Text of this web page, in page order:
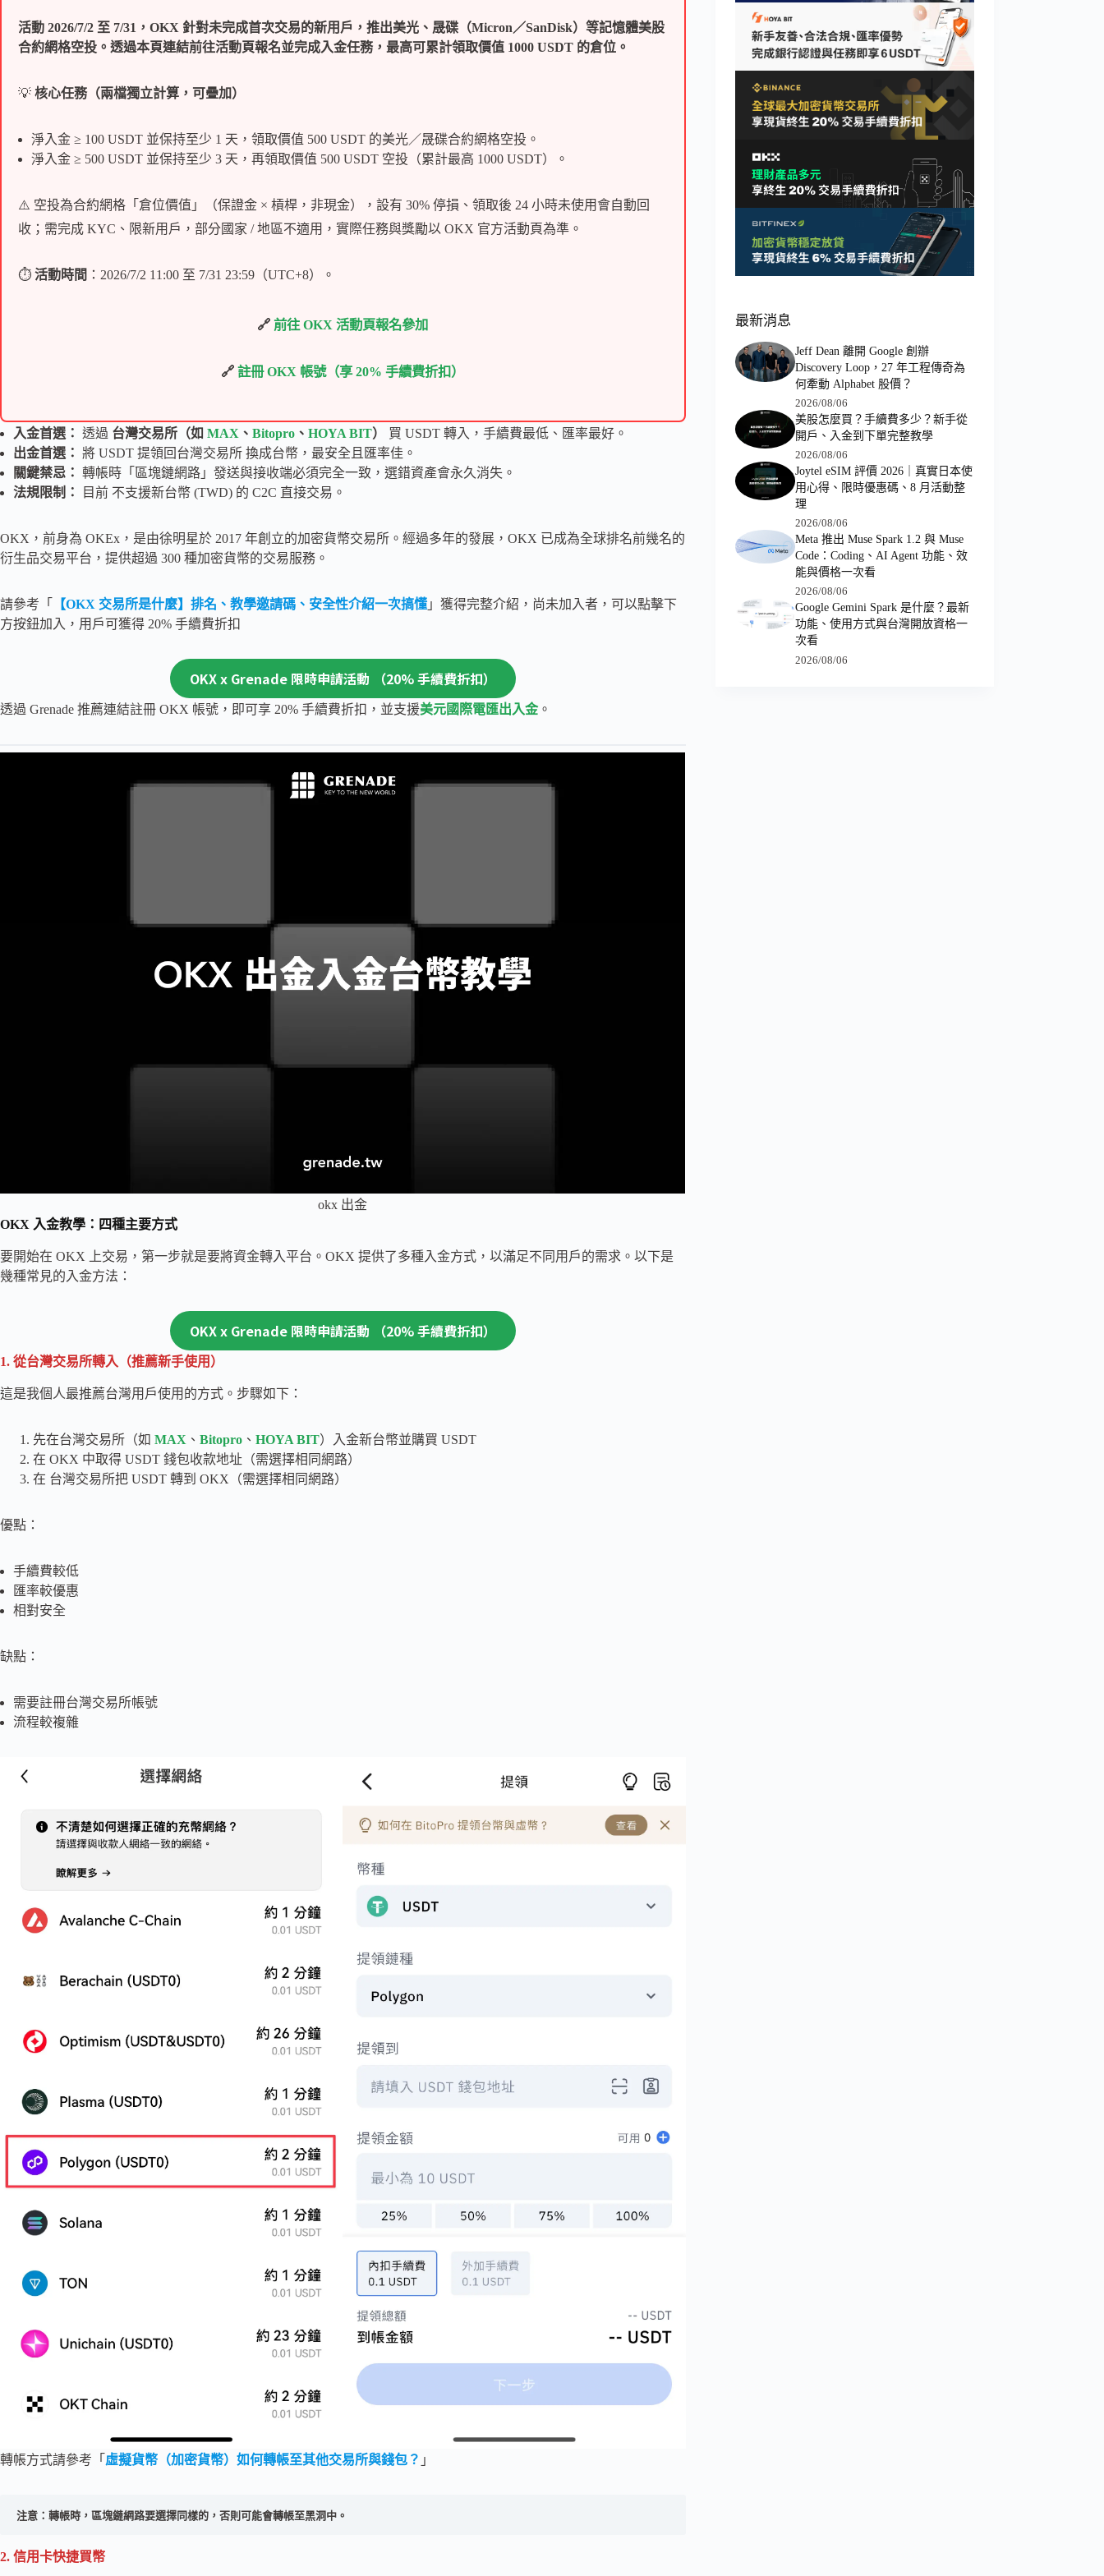
活動 2026/7/2 至 7/31，OKX 針對未完成首次交易的新用戶，推出美光、晟碟（Micron／SanDisk）等記憶體美股
合約網格空投。透過本頁連結前往活動頁報名並完成入金任務，最高可累計領取價值 1000 USDT 的倉位。
💡 核心任務（兩檔獨立計算，可疊加）
淨入金 ≥ 100 USDT 並保持至少 1 天，領取價值 500 USDT 的美光／晟碟合約網格空投。
淨入金 ≥ 500 USDT 並保持至少 3 天，再領取價值 500 USDT 空投（累計最高 1000 USDT）。
⚠️ 空投為合約網格「倉位價值」（保證金 × 槓桿，非現金），設有 30% 停損、領取後 24 小時未使用會自動回
收；需完成 KYC、限新用戶，部分國家 / 地區不適用，實際任務與獎勵以 OKX 官方活動頁為準。
⏱ 活動時間 ：2026/7/2 11:00 至 7/31 23:59（UTC+8）。
🔗前往 OKX 活動頁報名參加
🔗註冊 OKX 帳號（享 20% 手續費折扣）
入金首選： 透過 台灣交易所（如 MAX 、 Bitopro 、 HOYA BIT）
買 USDT 轉入，手續費最低、匯率最好。
出金首選： 將 USDT 提領回台灣交易所 換成台幣，最安全且匯率佳。
關鍵禁忌： 轉帳時「區塊鏈網路」發送與接收端必須完全一致，選錯資產會永久消失。
法規限制：
目前 不支援新台幣 (TWD) 的 C2C 直接交易。
OKX，前身為 OKEx，是由徐明星於 2017 年創立的加密貨幣交易所。經過多年的發展，OKX 已成為全球排名前幾名的
衍生品交易平台，提供超過 300 種加密貨幣的交易服務。
請參考「 【OKX 交易所是什麼】排名、教學邀請碼、安全性介紹一次搞懂 」獲得完整介紹，尚未加入者，可以點擊下
方按鈕加入，用戶可獲得 20% 手續費折扣
OKX x Grenade 限時申請活動 （20% 手續費折扣）
透過 Grenade 推薦連結註冊 OKX 帳號，即可享 20% 手續費折扣，並支援美元國際電匯出入金。
okx 出金
OKX 入金教學：四種主要方式
要開始在 OKX 上交易，第一步就是要將資金轉入平台。OKX 提供了多種入金方式，以滿足不同用戶的需求。以下是
幾種常見的入金方法：
OKX x Grenade 限時申請活動 （20% 手續費折扣）
1. 從台灣交易所轉入（推薦新手使用）
這是我個人最推薦台灣用戶使用的方式。步驟如下：
先在台灣交易所（如 MAX 、 Bitopro 、 HOYA BIT）入金新台幣並購買 USDT
在 OKX 中取得 USDT 錢包收款地址（需選擇相同網路）
在 台灣交易所把 USDT 轉到 OKX（需選擇相同網路）
優點：
手續費較低
匯率較優惠
相對安全
缺點：
需要註冊台灣交易所帳號
流程較複雜
轉帳方式請參考「 虛擬貨幣（加密貨幣）如何轉帳至其他交易所與錢包？ 」
注意：轉帳時，區塊鏈網路要選擇同樣的，否則可能會轉帳至黑洞中。
2. 信用卡快捷買幣
最新消息
Jeff Dean 離開 Google 創辦
Discovery Loop，27 年工程傳奇為
何牽動 Alphabet 股價？
2026/08/06
美股怎麼買？手續費多少？新手從
開戶、入金到下單完整教學
2026/08/06
Joytel eSIM 評價 2026｜真實日本使
用心得、限時優惠碼、8 月活動整
理
2026/08/06
Meta 推出 Muse Spark 1.2 與 Muse
Code：Coding、AI Agent 功能、效
能與價格一次看
2026/08/06
Google Gemini Spark 是什麼？最新
功能、使用方式與台灣開放資格一
次看
2026/08/06